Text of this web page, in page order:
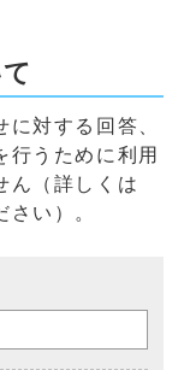
対する回答、
行うために利用
ん（詳しくは
さい）。